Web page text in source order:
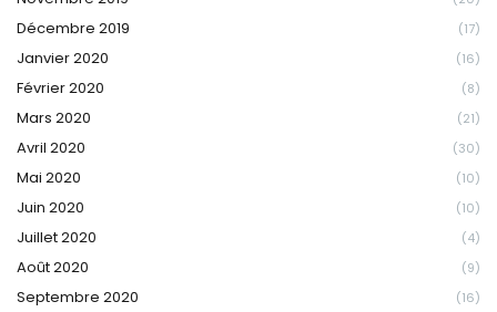
Décembre 2019 (17)
Janvier 2020 (16)
Février 2020 (8)
Mars 2020 (21)
Avril 2020 (30)
Mai 2020 (10)
Juin 2020 (10)
Juillet 2020 (4)
Août 2020 (9)
Septembre 2020 (16)